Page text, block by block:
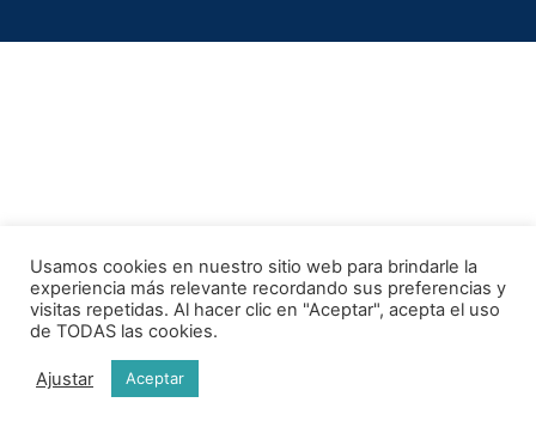
Usamos cookies en nuestro sitio web para brindarle la
experiencia más relevante recordando sus preferencias y
visitas repetidas. Al hacer clic en "Aceptar", acepta el uso
de TODAS las cookies.
Ajustar Aceptar